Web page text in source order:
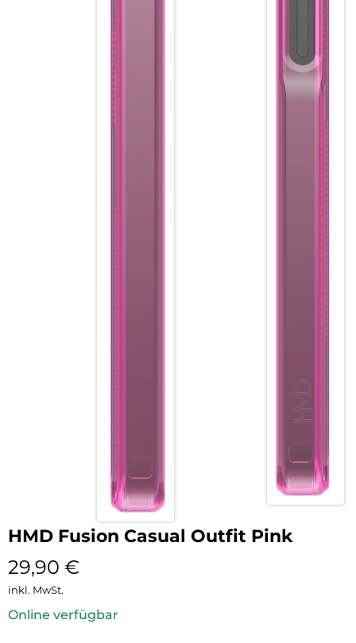
HMD Fusion Casual Outfit Pink
29,90 €
inkl. MwSt.
Online verfügbar